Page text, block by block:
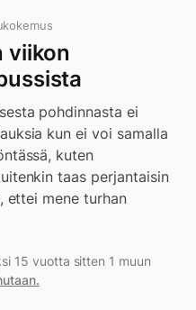
viikon
pohdinnasta ei
kun ei voi samalla
kuten
taas perjantaisin
ettei mene turhan
15 vuotta sitten 1 muun